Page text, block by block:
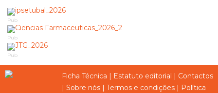
Pub
Pub
Pub
Ficha Técnica | Estatuto editorial | Contactos
| Sobre nós | Termos e condições | Política